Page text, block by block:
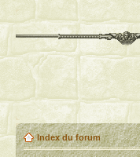
Index du forum